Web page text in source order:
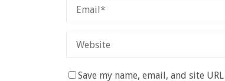
Save my name, email, and site